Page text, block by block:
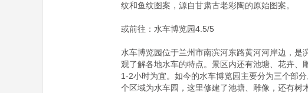
纹和鱼纹图案，源自甘肃古老彩陶的原始图案。
或前往：水车博览园4.5/5
水车博览园位于兰州市南滨河东路黄河河岸边，
观了解各地水车的特点。景区内还有池塘、花卉
1-2小时为宜。如今的水车博览园主要分为三个部
个区域为水车园，这里修建了池塘、雕像，还有树